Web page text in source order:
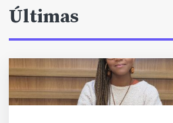
Últimas